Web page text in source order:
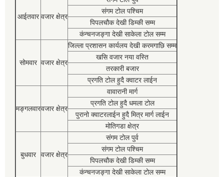
आईतवार वजार क्षेत्र
संगम टोल पश्चिम
पिपलचौक देखी डिम्की सम्म
कंन्चनजङ्गा देखी साकेला टोल सम्म
सोमवार वजार क्षेत्र
जिल्ला प्रशासन कार्यलय देखी करमगाछि सम्म
खसि वजार नया वस्ति
तरकारी बजार
प्रगति टोल हुदै क्वाटर लाईन
मङ्गलवारवजार क्षेत्र
वावारानी मार्ग
प्रगति टोल हुदै धमला टोल
पुरानो क्वाटरलाईन हुदै मित्र मार्ग लाईन
मोतिगडा क्षेत्र
बुधवार वजार क्षेत्र
संगम टोल पुर्व
संगम टोल पश्चिम
पिपलचौक देखी डिम्की सम्म
कंन्चनजङ्गा देखी साकेला टोल सम्म